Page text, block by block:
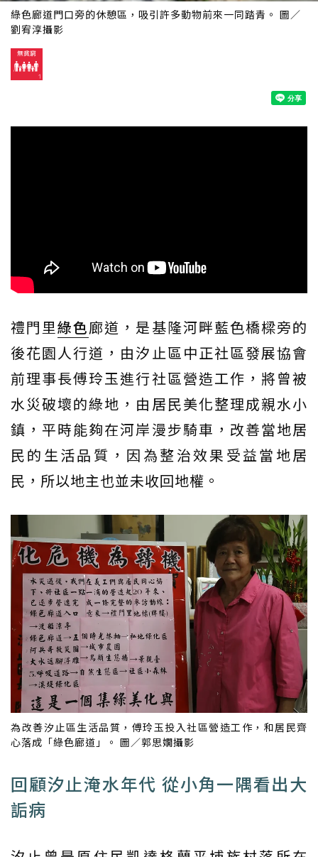
綠色廊道門口旁的休憩區，吸引許多動物前來一同踏青。 圖／
劉宥淳攝影
禮門里綠色廊道，是基隆河畔藍色橋樑旁的
後花園人行道，由汐止區中正社區發展協會
前理事長傅玲玉進行社區營造工作，將曾被
水災破壞的綠地，由居民美化整理成親水小
鎮，平時能夠在河岸漫步騎車，改善當地居
民的生活品質，因為整治效果受益當地居
民，所以地主也並未收回地權。
為改善汐止區生活品質，傅玲玉投入社區營造工作，和居民齊
心落成「綠色廊道」。 圖／郭思嫺攝影
回顧汐止淹水年代 從小角一隅看出大
詬病